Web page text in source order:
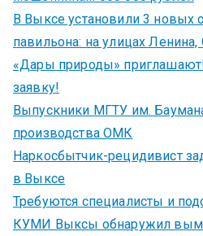
В Выксе установили 3 новых
павильона: на улицах
«Дары природы» приглашают!
заявку!
Выпускники МГТУ им.
производства ОМК
Наркосбытчик-рецидивист
в Выксе
Требуются специалисты и
КУМИ Выксы обнаружил